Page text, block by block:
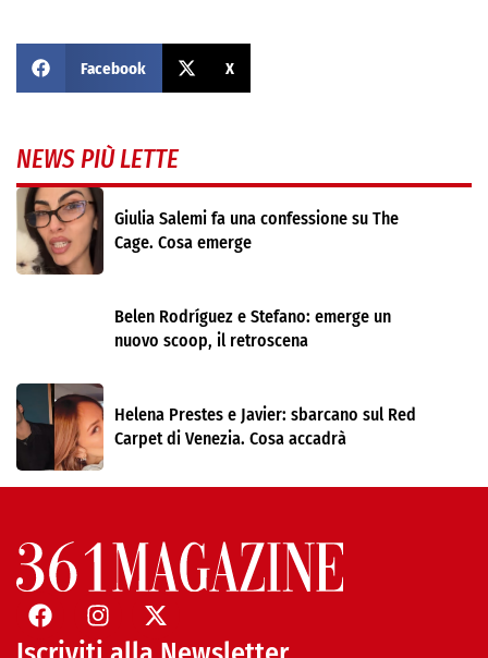
Facebook X
NEWS PIÙ LETTE
Giulia Salemi fa una confessione su The
Cage. Cosa emerge
Belen Rodríguez e Stefano: emerge un
nuovo scoop, il retroscena
Helena Prestes e Javier: sbarcano sul Red
Carpet di Venezia. Cosa accadrà